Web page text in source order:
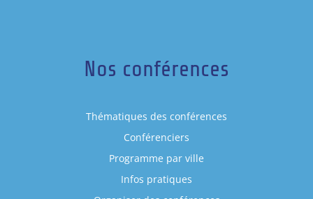
Nos conférences
Thématiques des conférences
Conférenciers
Programme par ville
Infos pratiques